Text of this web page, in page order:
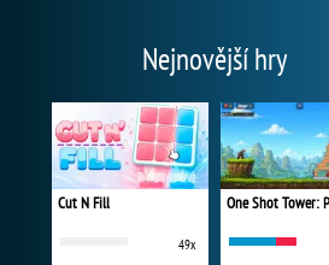
Nejnovější hry
Cut N Fill
49x